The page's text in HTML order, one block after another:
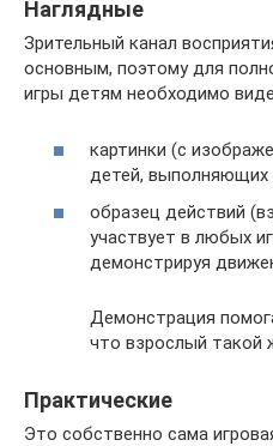
Наглядные
Зрительный канал
основным, поэтому для
игры детям необходимо
картинки (с
детей, выполняющих
образец действий
участвует в любых
демонстрируя
Демонстрация
что взрослый такой
Практические
Это собственно сама